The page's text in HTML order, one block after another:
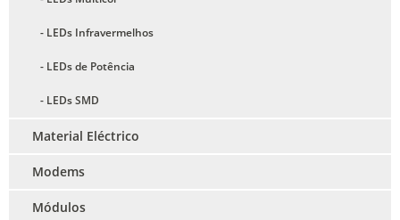
- LEDs Infravermelhos
- LEDs de Potência
- LEDs SMD
Material Eléctrico
Modems
Módulos